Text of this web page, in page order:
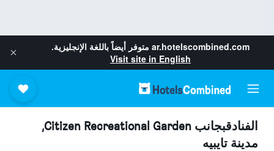
ar.hotelscombined.com متوفر أيضاً باللغة الإنجليزية.
Visit site in English
الفنادقبجانب Citizen Recreational Garden,
مدينة تايبيه